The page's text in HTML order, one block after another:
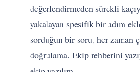
değerlendirmeden sürekli
yakalayan spesifik bir adım
sorduğun bir soru, her zaman
doğrulama. Ekip rehberini